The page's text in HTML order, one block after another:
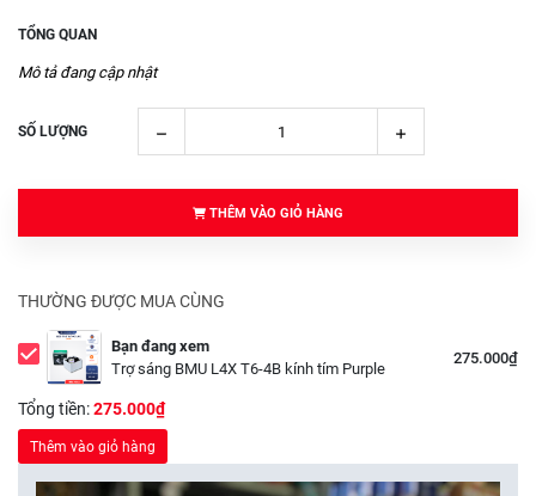
TỔNG QUAN
Mô tả đang cập nhật
SỐ LƯỢNG
THÊM VÀO GIỎ HÀNG
THƯỜNG ĐƯỢC MUA CÙNG
Bạn đang xem
Trợ sáng BMU L4X T6-4B kính tím Purple
275.000₫
Tổng tiền:275.000₫
Thêm vào giỏ hàng